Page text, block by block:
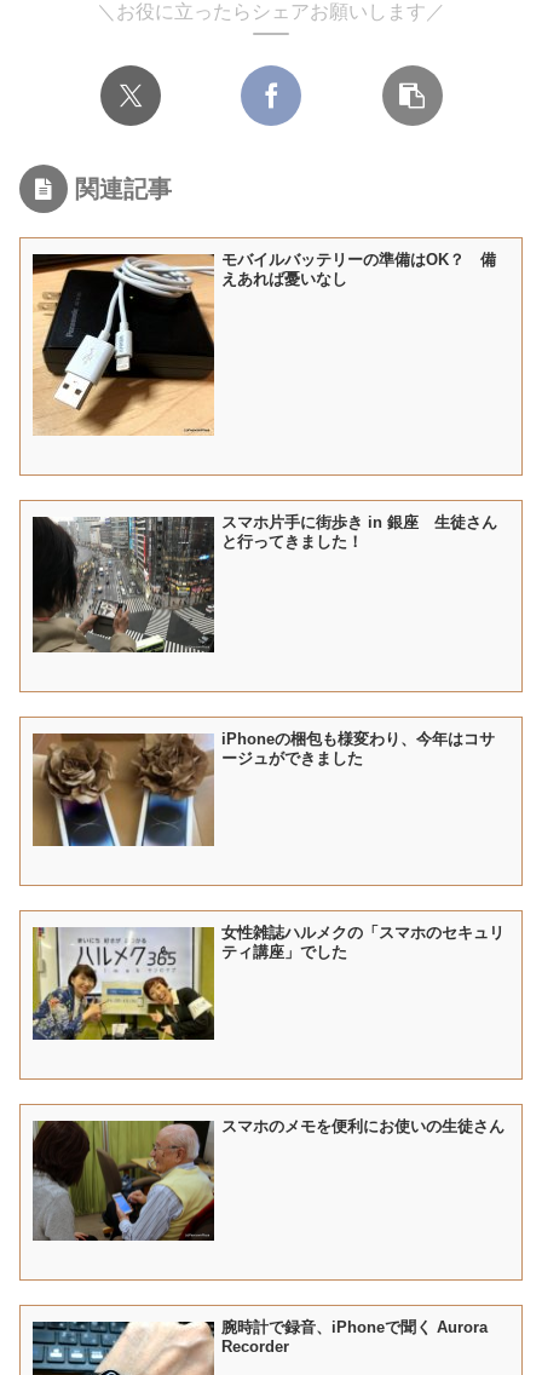
＼お役に立ったらシェアお願いします／
関連記事
モバイルバッテリーの準備はOK？ 備
えあれば憂いなし
スマホ片手に街歩き in 銀座 生徒さん
と行ってきました！
iPhoneの梱包も様変わり、今年はコサ
ージュができました
女性雑誌ハルメクの「スマホのセキュリ
ティ講座」でした
スマホのメモを便利にお使いの生徒さん
腕時計で録音、iPhoneで聞く Aurora
Recorder